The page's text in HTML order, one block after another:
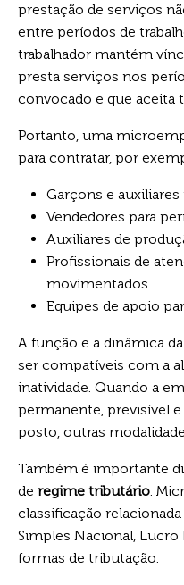
prestação de serviços
entre períodos de
trabalhador mantém
presta serviços nos
convocado e que aceita
Portanto, uma
para contratar, por
Garçons e auxiliares
Vendedores para
Auxiliares de
Profissionais de
movimentados.
Equipes de apoio
A função e a dinâmica
ser compatíveis com a
inatividade. Quando a
permanente, previsível
posto, outras
Também é importante
de regime tributário.
classificação
Simples Nacional, Lucro
formas de tributação.